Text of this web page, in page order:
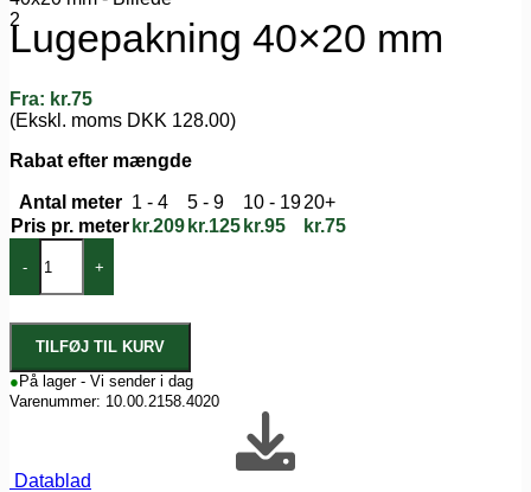
Lugepakning 40×20 mm
Fra: kr.75
(Ekskl. moms DKK 128.00)
Rabat efter mængde
Antal meter 1 - 4 5 - 9 10 - 1920+
Pris pr. meter kr.209 kr.125 kr.95 kr.75
- +
TILFØJ TIL KURV
●På lager - Vi sender i dag
Varenummer: 10.00.2158.4020
Datablad